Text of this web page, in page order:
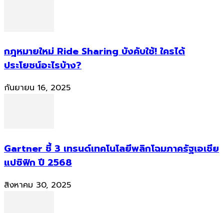
กฎหมายใหม่ Ride Sharing บังคับใช้! ใครได้
ประโยชน์อะไรบ้าง?
กันยายน 16, 2025
Gartner ชี้ 3 เทรนด์เทคโนโลยีพลิกโฉมภาครัฐเอเชีย
แปซิฟิก ปี 2568
สิงหาคม 30, 2025